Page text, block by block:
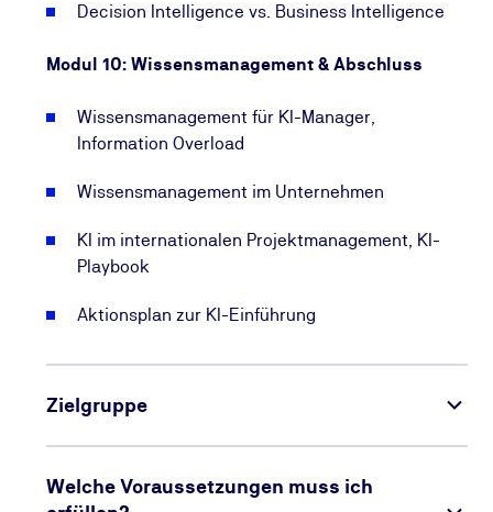
Decision Intelligence vs. Business Intelligence
Modul 10: Wissensmanagement & Abschluss
Wissensmanagement für KI-Manager,
Information Overload
Wissensmanagement im Unternehmen
KI im internationalen Projektmanagement, KI-
Playbook
Aktionsplan zur KI-Einführung
Zielgruppe
Welche Voraussetzungen muss ich